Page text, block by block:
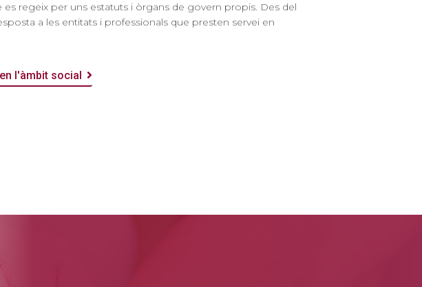
regeix per uns estatuts i òrgans de govern propis. Des del
a les entitats i professionals que presten servei en
l'àmbit social